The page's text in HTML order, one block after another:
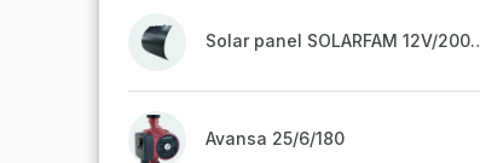
Solar panel SOLARFAM
Avansa 25/6/180